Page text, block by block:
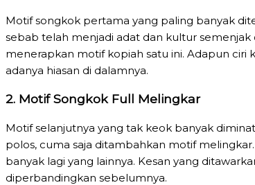
Motif songkok pertama yang paling banyak
sebab telah menjadi adat dan kultur
menerapkan motif kopiah satu ini. Adapun
adanya hiasan di dalamnya.
2. Motif Songkok Full Melingkar
Motif selanjutnya yang tak keok banyak
polos, cuma saja ditambahkan motif
banyak lagi yang lainnya. Kesan yang
diperbandingkan sebelumnya.